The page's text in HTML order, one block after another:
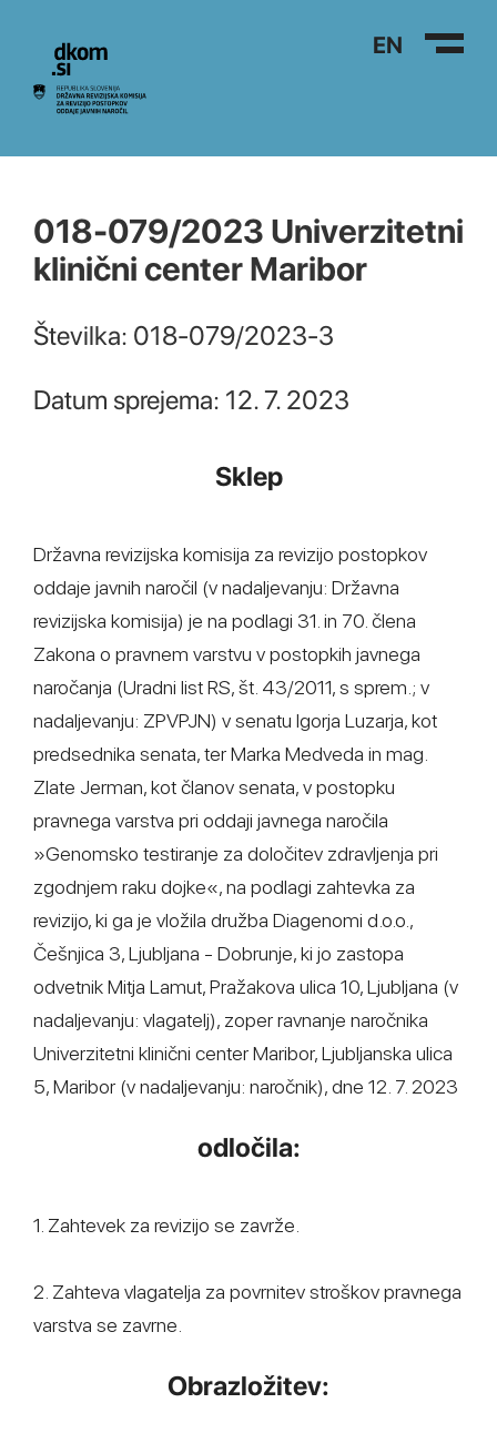
Na vsebino EN
018-079/2023 Univerzitetni
klinični center Maribor
Številka: 018-079/2023-3
Datum sprejema: 12. 7. 2023
Sklep
Državna revizijska komisija za revizijo postopkov
oddaje javnih naročil (v nadaljevanju: Državna
revizijska komisija) je na podlagi 31. in 70. člena
Zakona o pravnem varstvu v postopkih javnega
naročanja (Uradni list RS, št. 43/2011, s sprem.; v
nadaljevanju: ZPVPJN) v senatu Igorja Luzarja, kot
predsednika senata, ter Marka Medveda in mag.
Zlate Jerman, kot članov senata, v postopku
pravnega varstva pri oddaji javnega naročila
»Genomsko testiranje za določitev zdravljenja pri
zgodnjem raku dojke«, na podlagi zahtevka za
revizijo, ki ga je vložila družba Diagenomi d.o.o.,
Češnjica 3, Ljubljana - Dobrunje, ki jo zastopa
odvetnik Mitja Lamut, Pražakova ulica 10, Ljubljana (v
nadaljevanju: vlagatelj), zoper ravnanje naročnika
Univerzitetni klinični center Maribor, Ljubljanska ulica
5, Maribor (v nadaljevanju: naročnik), dne 12. 7. 2023
odločila:
1. Zahtevek za revizijo se zavrže.
2. Zahteva vlagatelja za povrnitev stroškov pravnega
varstva se zavrne.
Obrazložitev: